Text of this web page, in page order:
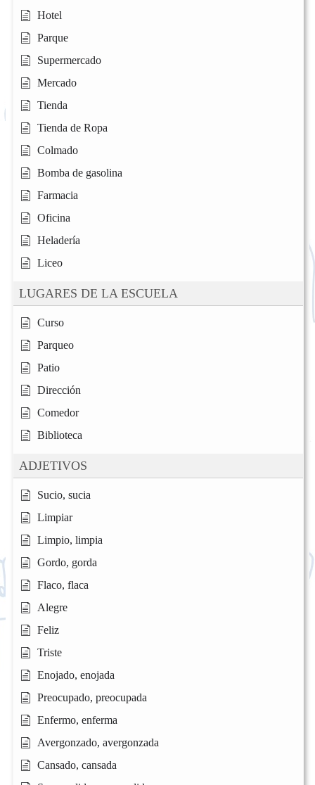
Hotel
Parque
Supermercado
Mercado
Tienda
Tienda de Ropa
Colmado
Bomba de gasolina
Farmacia
Oficina
Heladería
Liceo
LUGARES DE LA ESCUELA
Curso
Parqueo
Patio
Dirección
Comedor
Biblioteca
ADJETIVOS
Sucio, sucia
Limpiar
Limpio, limpia
Gordo, gorda
Flaco, flaca
Alegre
Feliz
Triste
Enojado, enojada
Preocupado, preocupada
Enfermo, enferma
Avergonzado, avergonzada
Cansado, cansada